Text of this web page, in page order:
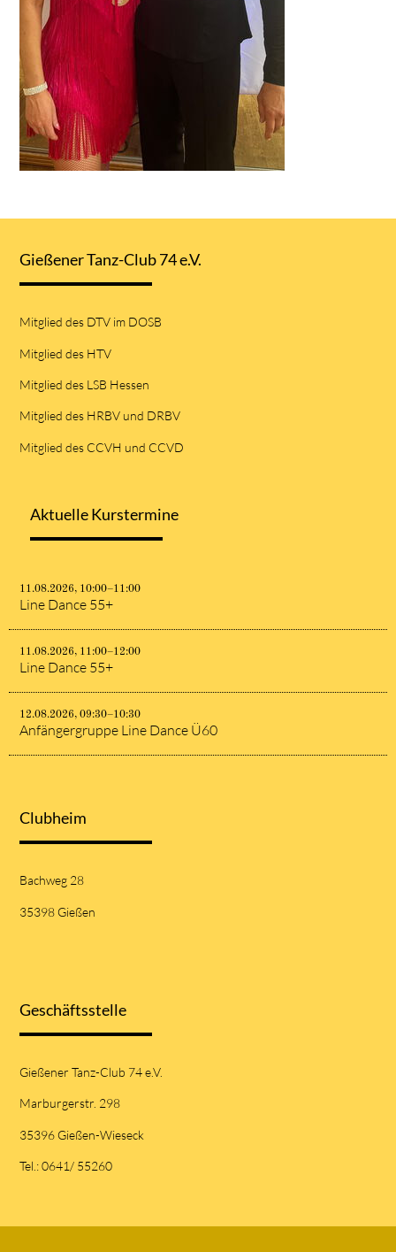
Gießener Tanz-Club 74 e.V.
Mitglied des DTV im DOSB
Mitglied des HTV
Mitglied des LSB Hessen
Mitglied des HRBV und DRBV
Mitglied des CCVH und CCVD
Aktuelle Kurstermine
11.08.2026, 10:00–11:00
Line Dance 55+
11.08.2026, 11:00–12:00
Line Dance 55+
12.08.2026, 09:30–10:30
Anfängergruppe Line Dance Ü60
Clubheim
Bachweg 28
35398 Gießen
Geschäftsstelle
Gießener Tanz-Club 74 e.V.
Marburgerstr. 298
35396 Gießen-Wieseck
Tel.: 0641/ 55260